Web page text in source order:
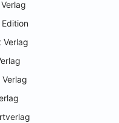
Verlag
Verlag